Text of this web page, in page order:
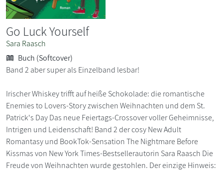
Go Luck Yourself
Sara Raasch
Buch (Softcover)
Band 2 aber super als Einzelband lesbar!
Irischer Whiskey trifft auf heiße Schokolade: die romantische
Enemies to Lovers-Story zwischen Weihnachten und dem St.
Patrick's Day Das neue Feiertags-Crossover voller Geheimnisse,
Intrigen und Leidenschaft! Band 2 der cosy New Adult
Romantasy und BookTok-Sensation The Nightmare Before
Kissmas von New York Times-Bestsellerautorin Sara Raasch Die
Freude von Weihnachten wurde gestohlen. Der einzige Hinweis: